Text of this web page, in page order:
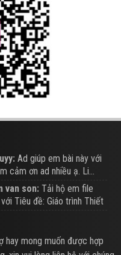
Ad giúp em bài này với
cảm ơn ad nhiều ạ. Li...
van son: Tải hộ em file
Tiêu đề: Giáo trình Thiết
hay mong muốn được hợp